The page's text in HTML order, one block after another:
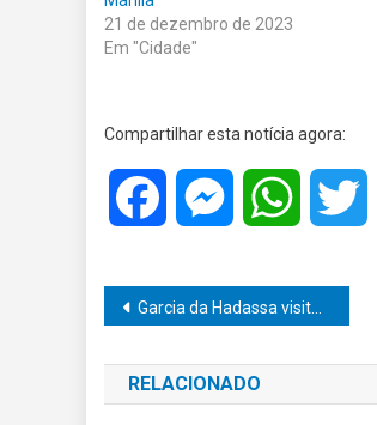
21 de dezembro de 2023
Em "Cidade"
Compartilhar esta notícia agora:
Facebook MessengerWhatsApp
Navegação
de
Post
Garcia da Hadassa visita ONG Alimento Sim, Fome Não em Marília
RELACIONADO